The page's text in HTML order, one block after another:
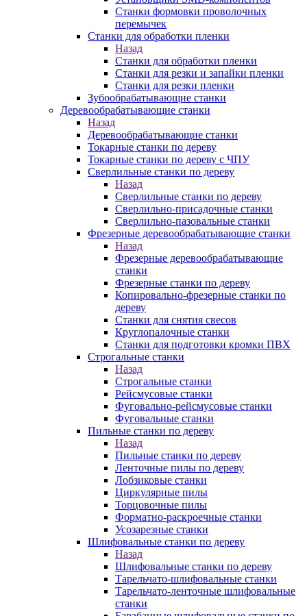
Станки формовки проволочных
перемычек
Станки для обработки пленки
Назад
Станки для обработки пленки
Станки для резки и запайки пленки
Станки для резки пленки
Зубообрабатывающие станки
Деревообрабатывающие станки
Назад
Деревообрабатывающие станки
Токарные станки по дереву
Токарные станки по дереву с ЧПУ
Сверлильные станки по дереву
Назад
Сверлильные станки по дереву
Сверлильно-присадочные станки
Сверлильно-пазовальные станки
Фрезерные деревообрабатывающие станки
Назад
Фрезерные деревообрабатывающие
станки
Фрезерные станки по дереву
Копировально-фрезерные станки по
дереву
Станки для снятия свесов
Круглопалочные станки
Станки для подготовки кромки ПВХ
Строгальные станки
Назад
Строгальные станки
Рейсмусовые станки
Фуговально-рейсмусовые станки
Фуговальные станки
Пильные станки по дереву
Назад
Пильные станки по дереву
Ленточные пилы по дереву
Лобзиковые станки
Циркулярные пилы
Торцовочные пилы
Форматно-раскроечные станки
Усозарезные станки
Шлифовальные станки по дереву
Назад
Шлифовальные станки по дереву
Тарельчато-шлифовальные станки
Тарельчато-ленточные шлифовальные
станки